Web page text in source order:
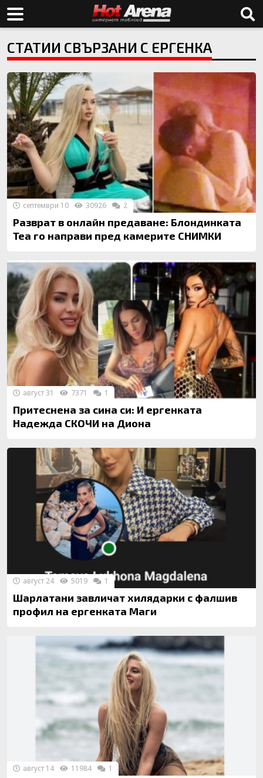
СТАТИИ СВЪРЗАНИ С ЕРГЕНКА
Разврат в онлайн предаване: Блондинката
Теа го направи пред камерите СНИМКИ
септември 10 30926 2
Притеснена за сина си: И ергенката
Надежда СКОЧИ на Диона
август 31 7371 1
Шарлатани завличат хилядарки с фалшив
профил на ергенката Маги
август 24 5019 1
август 14 11984 1